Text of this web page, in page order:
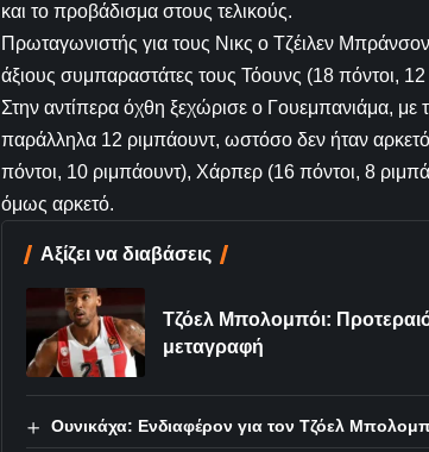
και το προβάδισμα στους τελικούς.
Πρωταγωνιστής για τους Νικς ο Τζέιλεν
άξιους συμπαραστάτες τους Τόουνς (18 πόντοι,
Στην αντίπερα όχθη ξεχώρισε ο Γουεμπανιάμα, με
παράλληλα 12 ριμπάουντ, ωστόσο δεν ήταν
πόντοι, 10 ριμπάουντ), Χάρπερ (16 πόντοι, 8
όμως αρκετό.
Αξίζει να διαβάσεις
Τζόελ Μπολομπόι:
μεταγραφή
Ουνικάχα: Ενδιαφέρον για τον Τζόελ